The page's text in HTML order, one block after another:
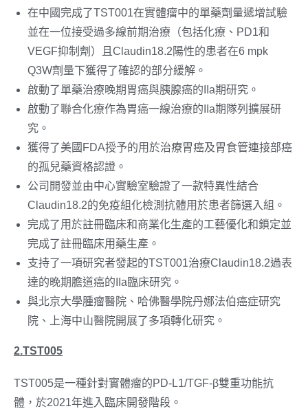
在中國完成了TST001在實體瘤中的單藥劑量遞增試驗
並在一位接受過多線前期治療（包括化療、PD1和
VEGF抑制劑）且Claudin18.2陽性的患者在6 mpk
Q3W劑量下獲得了確認的部分緩解。
啟動了單藥治療晚期胃癌與胰腺癌的IIa期研究。
啟動了聯合化療作為胃癌一線治療的IIa期隊列擴展研
究。
獲得了美國FDA授予的用於治療胃癌及胃食管連接部癌
的孤兒藥資格認證。
公司開發並由中心實驗室驗證了一款特異性結合
Claudin18.2的免疫組化檢測抗體用於患者篩選入組。
完成了用於註冊臨床和商業化生產的工藝優化和鎖定並
完成了註冊臨床用藥生產。
支持了一項研究者發起的TST001治療Claudin18.2過表
達的晚期膽道癌的IIa臨床研究。
與北京大學腫瘤醫院、哈佛醫學院丹娜法伯癌症研究
院、上海中山醫院開展了多項轉化研究。
2.TST005
TST005是一種針對實體瘤的PD-L1/TGF-β雙重功能抗
體，於2021年進入臨床開發階段。